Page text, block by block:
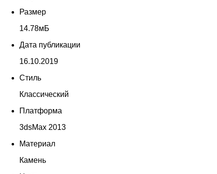
Размер
14.78мБ
Дата публикации
16.10.2019
Стиль
Классический
Платформа
3dsMax 2013
Материал
Камень